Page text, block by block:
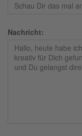
Nachricht: